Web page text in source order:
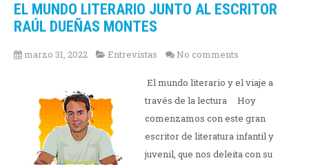
EL MUNDO LITERARIO JUNTO AL ESCRITOR
RAÚL DUEÑAS MONTES
marzo 31, 2022 Entrevistas No comments
El mundo literario y el viaje a
través de la lectura Hoy
comenzamos con este gran
escritor de literatura infantil y
juvenil, que nos deleita con su